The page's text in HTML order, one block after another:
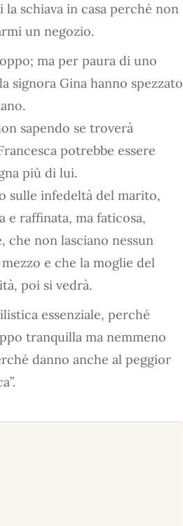
la schiava in casa perché non
un negozio.
ma per paura di uno
signora Gina hanno spezzato
sapendo se troverà
potrebbe essere
più di lui.
sulle infedeltà del marito,
e raffinata, ma faticosa,
che non lasciano nessun
e che la moglie del
poi si vedrà.
essenziale, perché
tranquilla ma nemmeno
danno anche al peggior